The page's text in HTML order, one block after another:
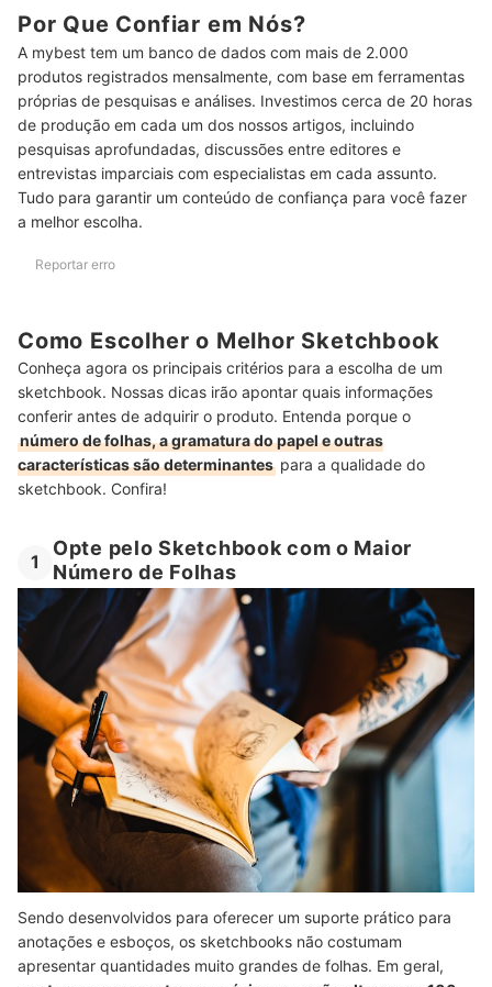
5 Confira o Tipo de Encadernação Mais Prático para Você
6
Para Garantir Durabilidade, Opte pelos Sketchbooks com
Capa Dura
7
Veja as Características Extras e Selecione as que São Mais
Úteis para Você
Top 10 Melhores Sketchbooks
Descubra Também Outros Itens para Usar com o Seu Sketchbook
Por Que Confiar em Nós?
A mybest tem um banco de dados com mais de 2.000
produtos registrados mensalmente, com base em ferramentas
próprias de pesquisas e análises. Investimos cerca de 20 horas
de produção em cada um dos nossos artigos, incluindo
pesquisas aprofundadas, discussões entre editores e
entrevistas imparciais com especialistas em cada assunto.
Tudo para garantir um conteúdo de confiança para você fazer
a melhor escolha.
Reportar erro
Como Escolher o Melhor Sketchbook
Conheça agora os principais critérios para a escolha de um
sketchbook. Nossas dicas irão apontar quais informações
conferir antes de adquirir o produto. Entenda porque o
número de folhas, a gramatura do papel e outras
características são determinantes para a qualidade do
sketchbook. Confira!
1
Opte pelo Sketchbook com o Maior
Número de Folhas
Sendo desenvolvidos para oferecer um suporte prático para
anotações e esboços, os sketchbooks não costumam
apresentar quantidades muito grandes de folhas. Em geral,